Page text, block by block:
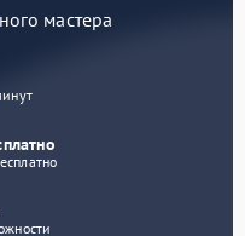
мастера